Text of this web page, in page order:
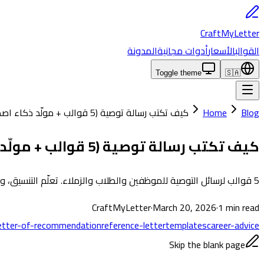
CraftMyLetter
القوالبالأسعارأدوات مجانيةالمدونة
🇸🇦
Toggle theme
Home Blog كيف تكتب رسالة توصية (5 قوالب + مولّد ذكاء اصطناعي مجاني)
كيف تكتب رسالة توصية (5 قوالب + مولّد ذكاء اصطناعي مجاني)
5 قوالب لرسائل التوصية للموظفين والطلاب والزملاء. تعلّم التنسيق، وشاهد أمثلة حقيقية، وأنشئ رسالتك مجاناً بالذكاء الاصطناعي في 30 ثانية.
CraftMyLetter·March 20, 2026·1 min read
of-recommendationreference-lettertemplatescareer-advice
Skip the blank page